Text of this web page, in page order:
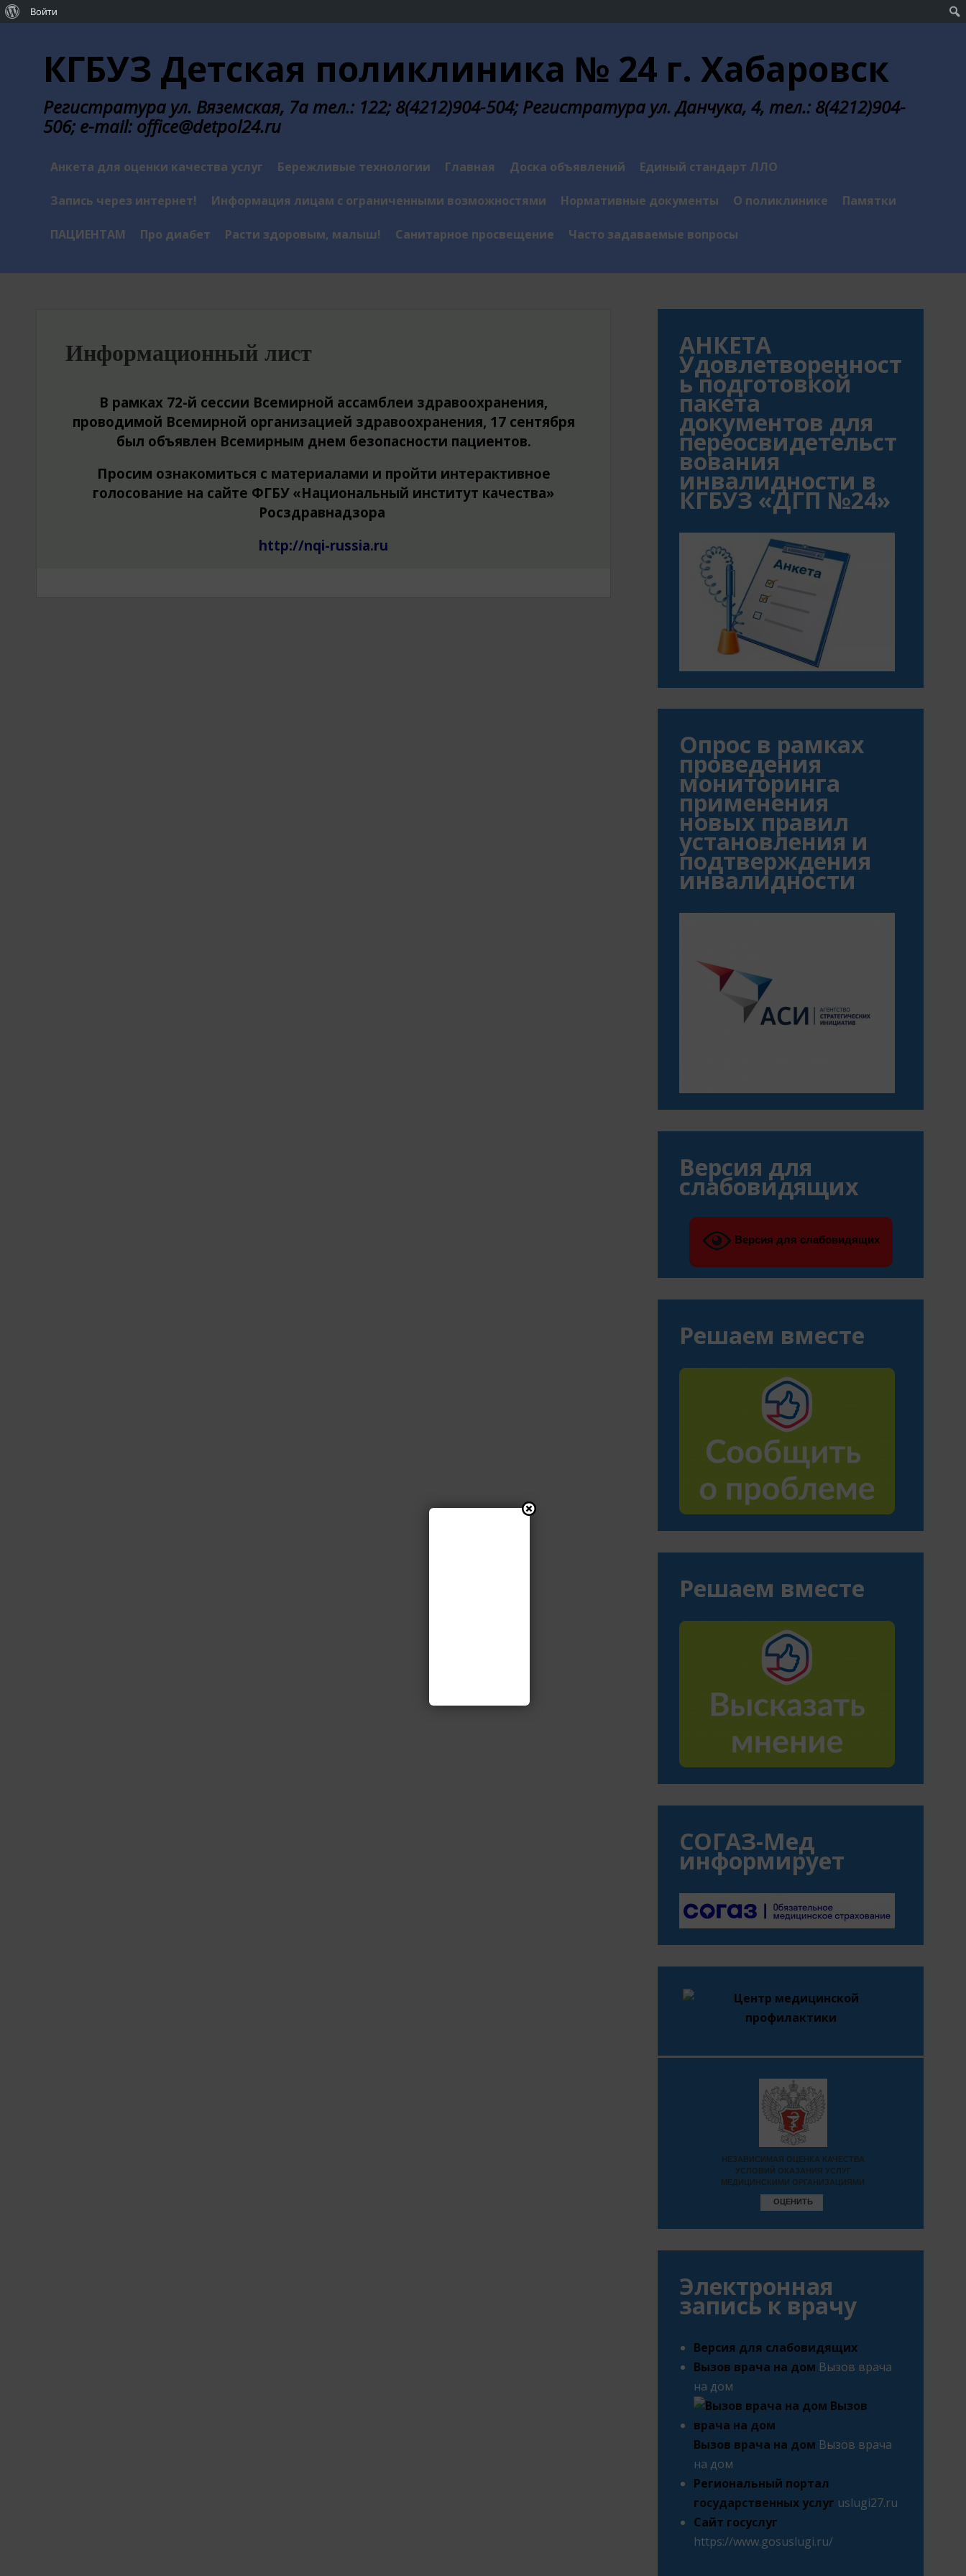
содержаниюКГБУЗ Детская поликлиника № 24 г. Хабаровск
Регистратура ул. Вяземская, 7а тел.: 122; 8(4212)904-504; Регистратура ул. Данчука, 4, тел.: 8(4212)904-
506; e-mail: office@detpol24.ru
Анкета для оценки качества услуг Бережливые технологии Главная Доска объявлений Единый стандарт ЛЛО
Запись через интернет! Информация лицам с ограниченными возможностями Нормативные документы О поликлинике Памятки
ПАЦИЕНТАМ Про диабет Расти здоровым, малыш! Санитарное просвещение Часто задаваемые вопросы
Информационный лист
В рамках 72-й сессии Всемирной ассамблеи здравоохранения,
проводимой Всемирной организацией здравоохранения, 17 сентября
был объявлен Всемирным днем безопасности пациентов.
Просим ознакомиться с материалами и пройти интерактивное
голосование на сайте ФГБУ «Национальный институт качества»
Росздравнадзора
http://nqi-russia.ru
АНКЕТА
Удовлетворенност
ь подготовкой
пакета
документов для
переосвидетельст
вования
инвалидности в
КГБУЗ «ДГП №24»
Опрос в рамках
проведения
мониторинга
применения
новых правил
установления и
подтверждения
инвалидности
Версия для
слабовидящих
Версия для слабовидящих
Решаем вместе
Решаем вместе
СОГАЗ-Мед
информирует
Электронная
запись к врачу
Версия для слабовидящих
Вызов врача на дом Вызов врача
на дом
Вызов врача на дом Вызов врача
на дом
Региональный портал
государственных услуг uslugi27.ru
Сайт госуслуг
https://www.gosuslugi.ru/
Войти